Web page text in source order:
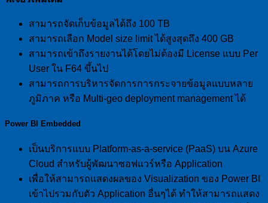
สามารถจัดเก็บข้อมูลได้ถึง 100 TB
สามารถเลือก Model size limit ได้สูงสุดถึง 400 GB
สามารถเข้าถึงรายงานได้โดยไม่ต้องมี License แบบ Per
User ใน F64 ขึ้นไป
สามารถการบริหารจัดการการกระจายข้อมูลแบบหลาย
ภูมิภาค หรือ Multi-geo deployment management ได้
Power BI Embedded
เป็นบริการแบบ Platform-as-a-service (PaaS) บน Azure
Cloud สำหรับผู้พัฒนาซอฟแวร์หรือ Application
เพื่อให้สามารถแสดงผลของ Visualization ของ Power BI
เข้าไปรวมกับตัว Application อื่นๆได้ ทำให้สามารถแสดง